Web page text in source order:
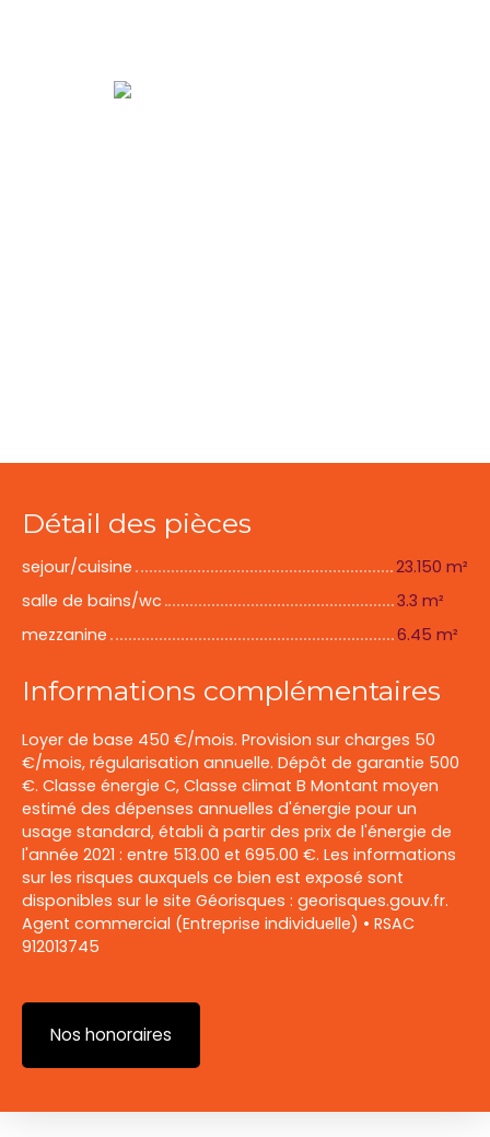
Détail des pièces
sejour/cuisine
23.150 m²
salle de bains/wc
3.3 m²
mezzanine
6.45 m²
Informations complémentaires
Loyer de base 450 €/mois. Provision sur charges 50
€/mois, régularisation annuelle. Dépôt de garantie 500
€. Classe énergie C, Classe climat B Montant moyen
estimé des dépenses annuelles d'énergie pour un
usage standard, établi à partir des prix de l'énergie de
l'année 2021 : entre 513.00 et 695.00 €. Les informations
sur les risques auxquels ce bien est exposé sont
disponibles sur le site Géorisques : georisques.gouv.fr.
Agent commercial (Entreprise individuelle) • RSAC
912013745
Nos honoraires